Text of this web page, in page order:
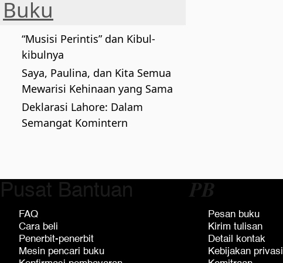
Buku
“Musisi Perintis” dan Kibul-
kibulnya
Saya, Paulina, dan Kita Semua
Mewarisi Kehinaan yang Sama
Deklarasi Lahore: Dalam
Semangat Komintern
Pusat Bantuan
FAQ
Cara beli
Penerbit-penerbit
Mesin pencari buku
𝑷𝑩
Pesan buku
Kirim tulisan
Detail kontak
Kebijakan privasi